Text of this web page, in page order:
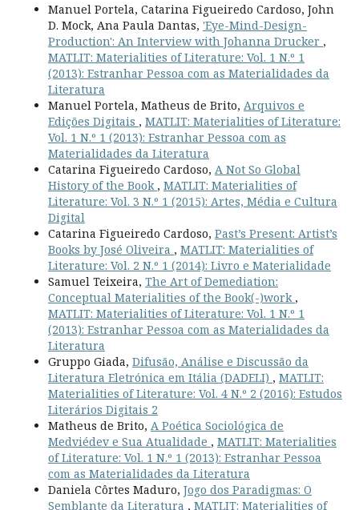
Manuel Portela, Catarina Figueiredo Cardoso, John
D. Mock, Ana Paula Dantas, 'Eye-Mind-Design-
Production': An Interview with Johanna Drucker ,
MATLIT: Materialities of Literature: Vol. 1 N.º 1
(2013): Estranhar Pessoa com as Materialidades da
Literatura
Manuel Portela, Matheus de Brito, Arquivos e
Edições Digitais , MATLIT: Materialities of Literature:
Vol. 1 N.º 1 (2013): Estranhar Pessoa com as
Materialidades da Literatura
Catarina Figueiredo Cardoso, A Not So Global
History of the Book , MATLIT: Materialities of
Literature: Vol. 3 N.º 1 (2015): Artes, Média e Cultura
Digital
Catarina Figueiredo Cardoso, Past’s Present: Artist’s
Books by José Oliveira , MATLIT: Materialities of
Literature: Vol. 2 N.º 1 (2014): Livro e Materialidade
Samuel Teixeira, The Art of Demediation:
Conceptual Materialities of the Book(-)work ,
MATLIT: Materialities of Literature: Vol. 1 N.º 1
(2013): Estranhar Pessoa com as Materialidades da
Literatura
Gruppo Giada, Difusão, Análise e Discussão da
Literatura Eletrónica em Itália (DADELI) , MATLIT:
Materialities of Literature: Vol. 4 N.º 2 (2016): Estudos
Literários Digitais 2
Matheus de Brito, A Poética Sociológica de
Medviédev e Sua Atualidade , MATLIT: Materialities
of Literature: Vol. 1 N.º 1 (2013): Estranhar Pessoa
com as Materialidades da Literatura
Daniela Côrtes Maduro, Jogo dos Paradigmas: O
Semblante da Literatura , MATLIT: Materialities of